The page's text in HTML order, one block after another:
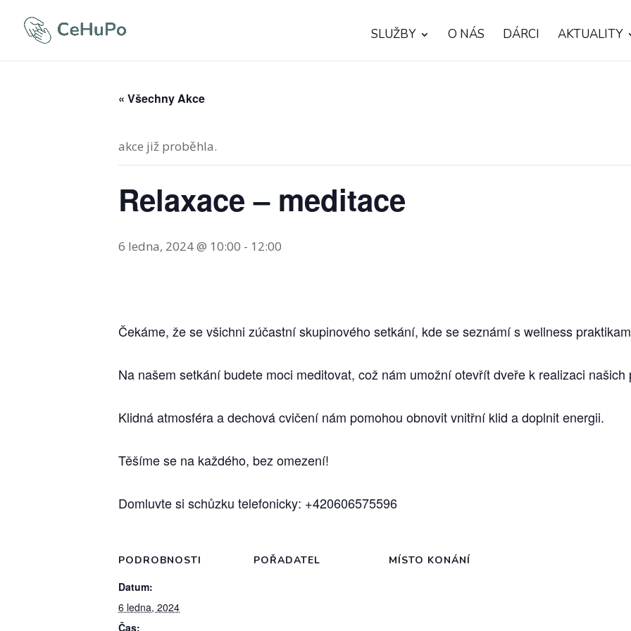
SLUŽBY O NÁS DÁRCI AKTUALITY
« Všechny Akce
akce již proběhla.
Relaxace – meditace
6 ledna, 2024 @ 10:00 - 12:00
Čekáme, že se všichni zúčastní skupinového setkání, kde se seznámí s wellness
Na našem setkání budete moci meditovat, což nám umožní otevřít dveře k realizaci našich
Klidná atmosféra a dechová cvičení nám pomohou obnovit vnitřní klid a doplnit energii.
Těšíme se na každého, bez omezení!
Domluvte si schůzku telefonicky: +420606575596
PODROBNOSTI
Datum:
6 ledna, 2024
Čas:
POŘADATEL MÍSTO KONÁNÍ